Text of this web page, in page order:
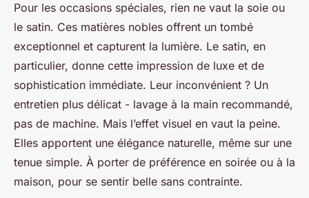
Pour les occasions spéciales, rien ne vaut la soie ou
le satin. Ces matières nobles offrent un tombé
exceptionnel et capturent la lumière. Le satin, en
particulier, donne cette impression de luxe et de
sophistication immédiate. Leur inconvénient ? Un
entretien plus délicat - lavage à la main recommandé,
pas de machine. Mais l’effet visuel en vaut la peine.
Elles apportent une élégance naturelle, même sur une
tenue simple. À porter de préférence en soirée ou à la
maison, pour se sentir belle sans contrainte.